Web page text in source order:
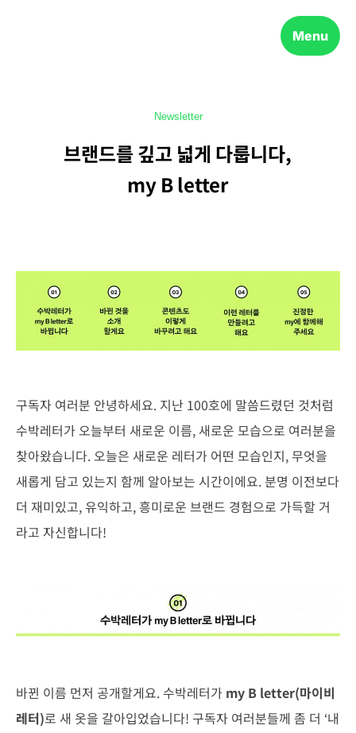
Menu
Newsletter
브랜드를 깊고 넓게 다룹니다,
my B letter
구독자 여러분 안녕하세요. 지난 100호에 말씀드렸던 것처럼
수박레터가 오늘부터 새로운 이름, 새로운 모습으로 여러분을
찾아왔습니다. 오늘은 새로운 레터가 어떤 모습인지, 무엇을
새롭게 담고 있는지 함께 알아보는 시간이에요. 분명 이전보다
더 재미있고, 유익하고, 흥미로운 브랜드 경험으로 가득할 거
라고 자신합니다!
바뀐 이름 먼저 공개할게요. 수박레터가 my B letter(마이비
레터)로 새 옷을 갈아입었습니다! 구독자 여러분들께 좀 더 ‘내